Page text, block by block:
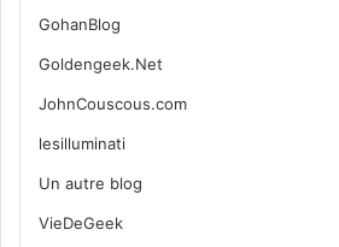
GohanBlog
Goldengeek.Net
JohnCouscous.com
lesilluminati
Un autre blog
VieDeGeek